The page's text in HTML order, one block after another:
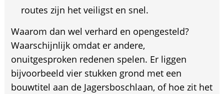
routes zijn het veiligst en snel.
Waarom dan wel verhard en opengesteld?
Waarschijnlijk omdat er andere,
onuitgesproken redenen spelen. Er liggen
bijvoorbeeld vier stukken grond met een
bouwtitel aan de Jagersboschlaan, of hoe zit het